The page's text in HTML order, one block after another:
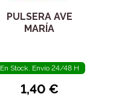
PULSERA AVE
MARÍA
En Stock. Envío 24/48 H
1,40 €